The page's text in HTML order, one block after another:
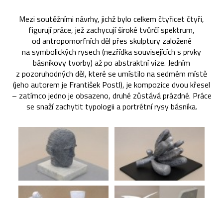
Mezi soutěžními návrhy, jichž bylo celkem čtyřicet čtyři,
figurují práce, jež zachycují široké tvůrčí spektrum,
od antropomorfních děl přes skulptury založené
na symbolických rysech (nezřídka souvisejících s prvky
básníkovy tvorby) až po abstraktní vize. Jedním
z pozoruhodných děl, které se umístilo na sedmém místě
(jeho autorem je František Postl), je kompozice dvou křesel
– zatímco jedno je obsazeno, druhé zůstává prázdné. Práce
se snaží zachytit typologii a portrétní rysy básníka.